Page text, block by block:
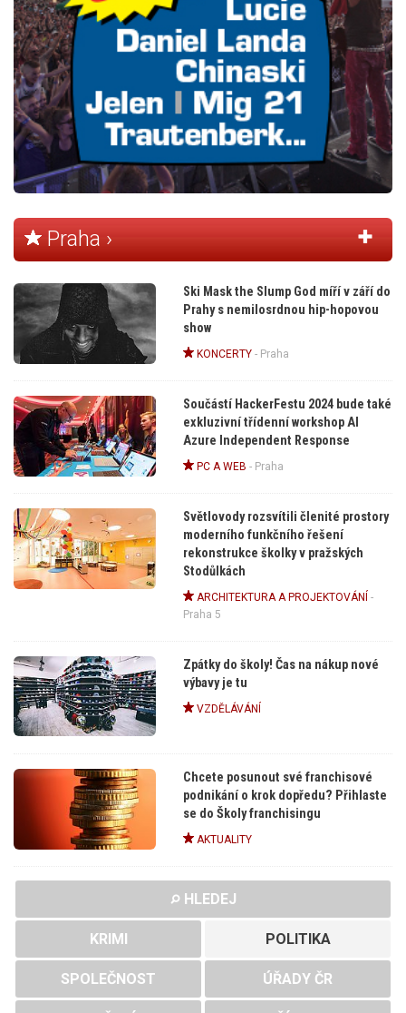
Praha ›
Ski Mask the Slump God míří v září do
Prahy s nemilosrdnou hip-hopovou
show
KONCERTY- Praha
Součástí HackerFestu 2024 bude také
exkluzivní třídenní workshop AI
Azure Independent Response
PC A WEB - Praha
Světlovody rozsvítili členité prostory
moderního funkčního řešení
rekonstrukce školky v pražských
Stodůlkách
ARCHITEKTURA A PROJEKTOVÁNÍ -
Praha 5
Zpátky do školy! Čas na nákup nové
výbavy je tu
VZDĚLÁVÁNÍ
Chcete posunout své franchisové
podnikání o krok dopředu? Přihlaste
se do Školy franchisingu
AKTUALITY
HLEDEJ
KRIMI POLITIKA
SPOLEČNOST ÚŘADY ČR